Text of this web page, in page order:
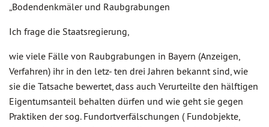
„Bodendenkmäler und Raubgrabungen
Ich frage die Staatsregierung,
wie viele Fälle von Raubgrabungen in Bayern (Anzeigen,
Verfahren) ihr in den letz- ten drei Jahren bekannt sind, wie
sie die Tatsache bewertet, dass auch Verurteilte den hälftigen
Eigentumsanteil behalten dürfen und wie geht sie gegen
Praktiken der sog. Fundortverfälschungen ( Fundobjekte,